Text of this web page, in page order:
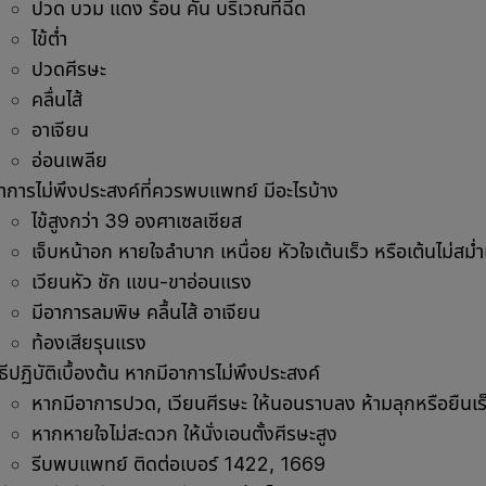
ปวด บวม แดง ร้อน คัน บริเวณที่ฉีด
ไข้ต่ำ
ปวดศีรษะ
คลื่นไส้
อาเจียน
อ่อนเพลีย
การไม่พึงประสงค์ที่ควรพบแพทย์ มีอะไรบ้าง
ไข้สูงกว่า 39 องศาเซลเซียส
เจ็บหน้าอก หายใจลำบาก เหนื่อย หัวใจเต้นเร็ว หรือเต้นไม่สม่
เวียนหัว ชัก แขน-ขาอ่อนแรง
มีอาการลมพิษ คลื้นไส้ อาเจียน
ท้องเสียรุนแรง
ปฏิบัติเบื้องต้น หากมีอาการไม่พึงประสงค์
หากมีอาการปวด, เวียนศีรษะ ให้นอนราบลง ห้ามลุกหรือยืนเ
หากหายใจไม่สะดวก ให้นั่งเอนตั้งศีรษะสูง
รีบพบแพทย์ ติดต่อเบอร์ 1422, 1669